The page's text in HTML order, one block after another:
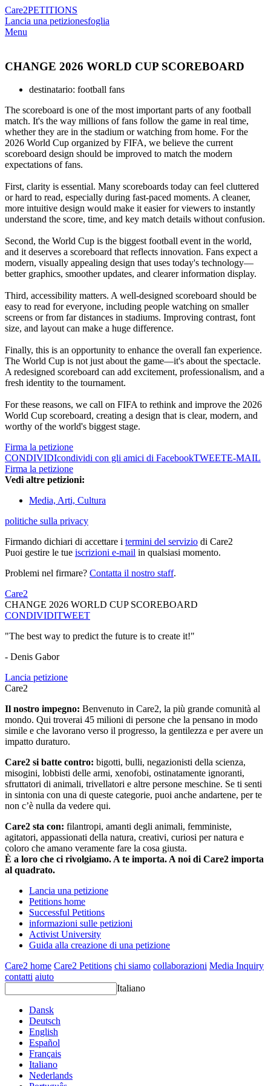
Care2PETITIONS
Lancia una petizionesfoglia
Menu
CHANGE 2026 WORLD CUP SCOREBOARD
destinatario: football fans
The scoreboard is one of the most important parts of any football
match. It's the way millions of fans follow the game in real time,
whether they are in the stadium or watching from home. For the
2026 World Cup organized by FIFA, we believe the current
scoreboard design should be improved to match the modern
expectations of fans.
First, clarity is essential. Many scoreboards today can feel cluttered
or hard to read, especially during fast-paced moments. A cleaner,
more intuitive design would make it easier for viewers to instantly
understand the score, time, and key match details without confusion.
Second, the World Cup is the biggest football event in the world,
and it deserves a scoreboard that reflects innovation. Fans expect a
modern, visually appealing design that uses today's technology—
better graphics, smoother updates, and clearer information display.
Third, accessibility matters. A well-designed scoreboard should be
easy to read for everyone, including people watching on smaller
screens or from far distances in stadiums. Improving contrast, font
size, and layout can make a huge difference.
Finally, this is an opportunity to enhance the overall fan experience.
The World Cup is not just about the game—it's about the spectacle.
A redesigned scoreboard can add excitement, professionalism, and a
fresh identity to the tournament.
For these reasons, we call on FIFA to rethink and improve the 2026
World Cup scoreboard, creating a design that is clear, modern, and
worthy of the world's biggest stage.
Firma la petizione
CONDIVIDIcondividi con gli amici di FacebookTWEETE-MAIL
Firma la petizione
Vedi altre petizioni:
Media, Arti, Cultura
politiche sulla privacy
Firmando dichiari di accettare i termini del servizio di Care2
Puoi gestire le tue iscrizioni e-mail in qualsiasi momento.
Problemi nel firmare? Contatta il nostro staff.
Care2
CHANGE 2026 WORLD CUP SCOREBOARD
CONDIVIDITWEET
"The best way to predict the future is to create it!"
- Denis Gabor
Lancia petizione
Care2
Il nostro impegno: Benvenuto in Care2, la più grande comunità al
mondo. Qui troverai 45 milioni di persone che la pensano in modo
simile e che lavorano verso il progresso, la gentilezza e per avere un
impatto duraturo.
Care2 si batte contro: bigotti, bulli, negazionisti della scienza,
misogini, lobbisti delle armi, xenofobi, ostinatamente ignoranti,
sfruttatori di animali, trivellatori e altre persone meschine. Se ti senti
in sintonia con una di queste categorie, puoi anche andartene, per te
non c’è nulla da vedere qui.
Care2 sta con: filantropi, amanti degli animali, femministe,
agitatori, appassionati della natura, creativi, curiosi per natura e
coloro che amano veramente fare la cosa giusta.
È a loro che ci rivolgiamo. A te importa. A noi di Care2 importa
al quadrato.
Lancia una petizione
Petitions home
Successful Petitions
informazioni sulle petizioni
Activist University
Guida alla creazione di una petizione
Care2 home Care2 Petitions chi siamo collaborazioni Media Inquiry
contatti aiuto
Italiano
Dansk
Deutsch
English
Español
Français
Italiano
Nederlands